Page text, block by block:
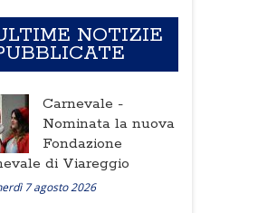
NOTIZIE
Carnevale -
Nominata la nuova
Fondazione
di Viareggio
7 agosto 2026